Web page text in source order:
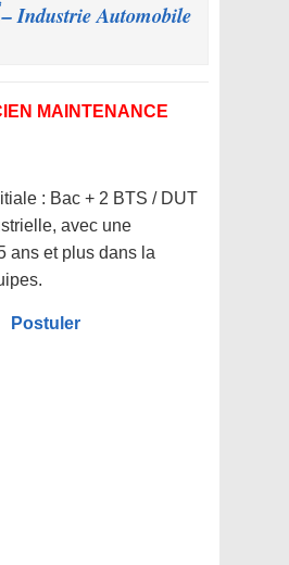
Industrie Automobile – أهم اعلانات
MAINTENANCE
: Bac + 2 BTS / DUT
avec une
ans et plus dans la
Postuler